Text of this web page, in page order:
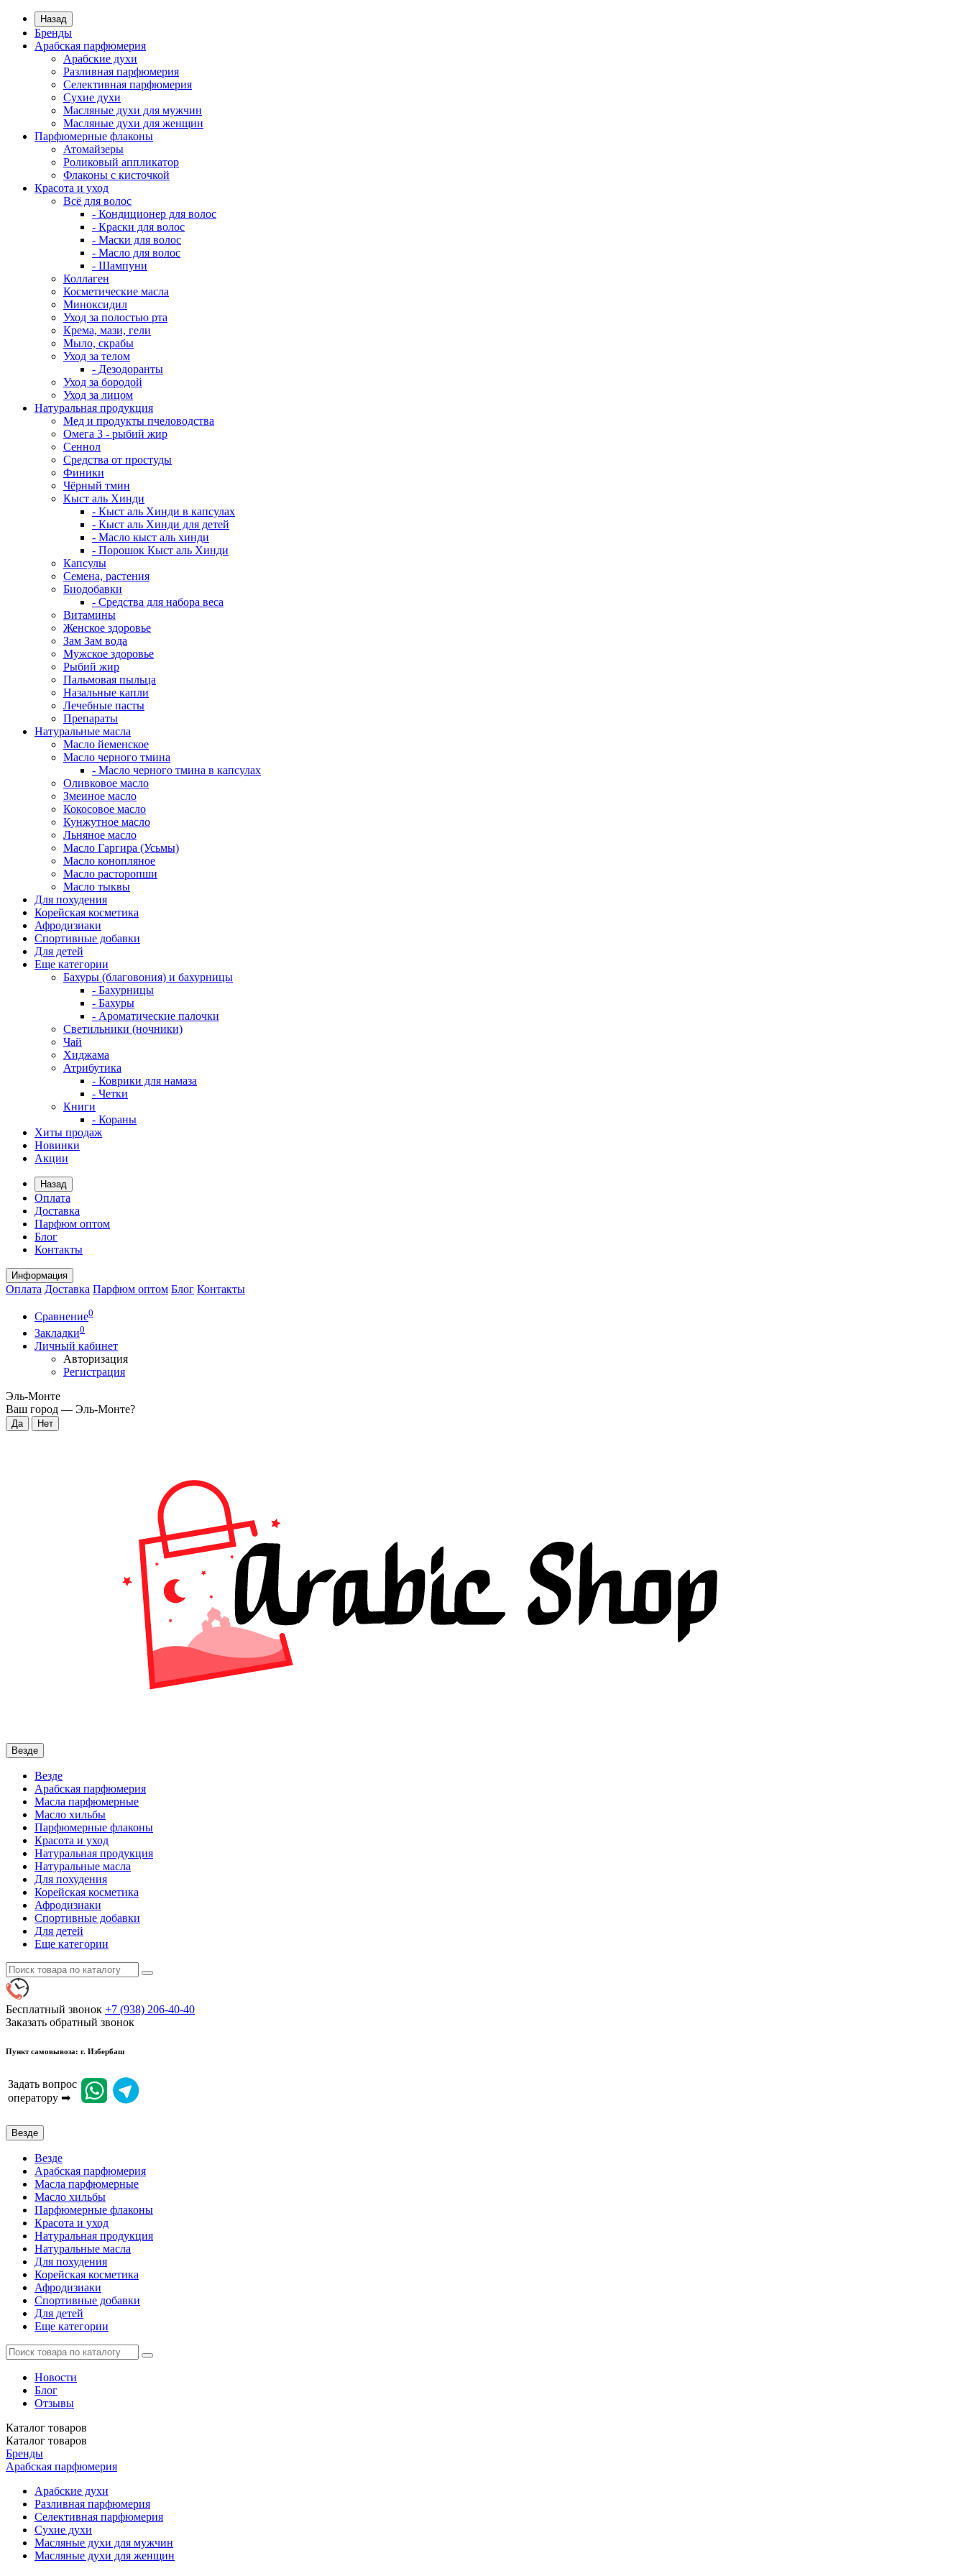
Назад
Бренды
Арабская парфюмерия
Арабские духи
Разливная парфюмерия
Селективная парфюмерия
Сухие духи
Масляные духи для мужчин
Масляные духи для женщин
Парфюмерные флаконы
Атомайзеры
Роликовый аппликатор
Флаконы с кисточкой
Красота и уход
Всё для волос
- Кондиционер для волос
- Краски для волос
- Маски для волос
- Масло для волос
- Шампуни
Коллаген
Косметические масла
Миноксидил
Уход за полостью рта
Крема, мази, гели
Мыло, скрабы
Уход за телом
- Дезодоранты
Уход за бородой
Уход за лицом
Натуральная продукция
Мед и продукты пчеловодства
Омега 3 - рыбий жир
Сеннол
Средства от простуды
Финики
Чёрный тмин
Кыст аль Хинди
- Кыст аль Хинди в капсулах
- Кыст аль Хинди для детей
- Масло кыст аль хинди
- Порошок Кыст аль Хинди
Капсулы
Семена, растения
Биодобавки
- Средства для набора веса
Витамины
Женское здоровье
Зам Зам вода
Мужское здоровье
Рыбий жир
Пальмовая пыльца
Назальные капли
Лечебные пасты
Препараты
Натуральные масла
Масло йеменское
Масло черного тмина
- Масло черного тмина в капсулах
Оливковое масло
Змеиное масло
Кокосовое масло
Кунжутное масло
Льняное масло
Масло Гаргира (Усьмы)
Масло конопляное
Масло расторопши
Масло тыквы
Для похудения
Корейская косметика
Афродизиаки
Спортивные добавки
Для детей
Еще категории
Бахуры (благовония) и бахурницы
- Бахурницы
- Бахуры
- Ароматические палочки
Светильники (ночники)
Чай
Хиджама
Атрибутика
- Коврики для намаза
- Четки
Книги
- Кораны
Хиты продаж
Новинки
Акции
Назад
Оплата
Доставка
Парфюм оптом
Блог
Контакты
Информация
Оплата Доставка Парфюм оптом Блог Контакты
Сравнение0
Закладки0
Личный кабинет
Авторизация
Регистрация
Эль-Монте
Ваш город — Эль-Монте?
Везде
Везде
Арабская парфюмерия
Масла парфюмерные
Масло хильбы
Парфюмерные флаконы
Красота и уход
Натуральная продукция
Натуральные масла
Для похудения
Корейская косметика
Афродизиаки
Спортивные добавки
Для детей
Еще категории
Бесплатный звонок +7 (938) 206-40-40
Заказать обратный звонок
Пункт самовывоза: г. Избербаш
Задать вопрос
оператору ➡
Везде
Везде
Арабская парфюмерия
Масла парфюмерные
Масло хильбы
Парфюмерные флаконы
Красота и уход
Натуральная продукция
Натуральные масла
Для похудения
Корейская косметика
Афродизиаки
Спортивные добавки
Для детей
Еще категории
Новости
Блог
Отзывы
Каталог товаров
Каталог товаров
Бренды
Арабская парфюмерия
Арабские духи
Разливная парфюмерия
Селективная парфюмерия
Сухие духи
Масляные духи для мужчин
Масляные духи для женщин